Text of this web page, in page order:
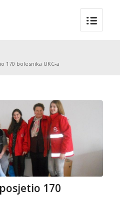
170 bolesnika UKC-a
170